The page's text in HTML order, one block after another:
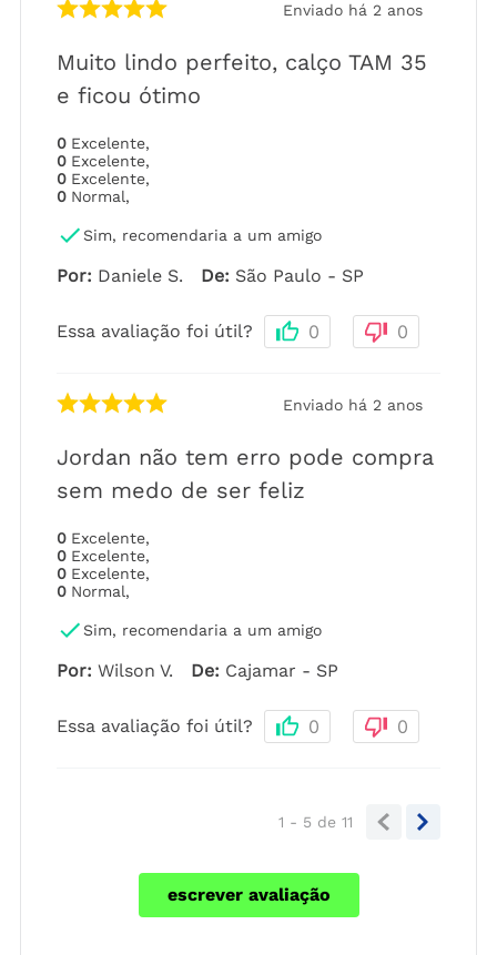
Enviado há 2 anos
Muito lindo perfeito, calço TAM 35
e ficou ótimo
0 Excelente,
0 Excelente,
0 Excelente,
0 Normal,
Sim, recomendaria a um amigo
Por: Daniele S. De: São Paulo - SP
Essa avaliação foi útil? 0 0
Enviado há 2 anos
Jordan não tem erro pode compra
sem medo de ser feliz
0 Excelente,
0 Excelente,
0 Excelente,
0 Normal,
Sim, recomendaria a um amigo
Por: Wilson V. De: Cajamar - SP
Essa avaliação foi útil? 0 0
1 - 5 de 11
escrever avaliação